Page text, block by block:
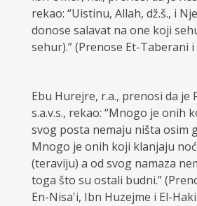
rekao: “Uistinu, Allah, dž.š., i
donose salavat na one koji
sehur).” (Prenose Et-Taberani
Ebu Hurejre, r.a., prenosi da je
s.a.v.s., rekao: “Mnogo je onih
svog posta nemaju ništa osim
Mnogo je onih koji klanjaju
(teraviju) a od svog namaza
toga što su ostali budni.”
En-Nisa'i, Ibn Huzejme i El-